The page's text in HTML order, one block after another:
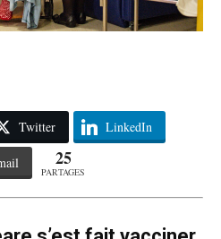
Twitter LinkedIn
25
PARTAGES